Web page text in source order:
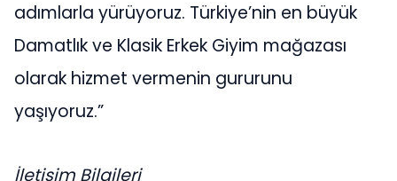
adımlarla yürüyoruz. Türkiye’nin en büyük
Damatlık ve Klasik Erkek Giyim mağazası
olarak hizmet vermenin gururunu
yaşıyoruz.”
İletişim Bilgileri